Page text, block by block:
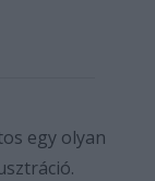
egy olyan